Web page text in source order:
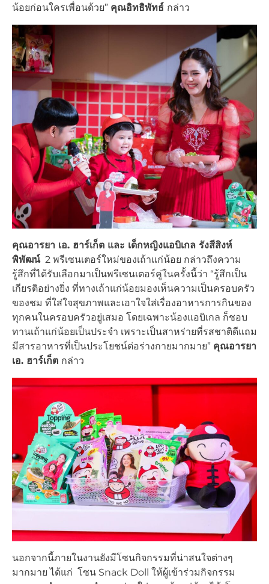
น้อยก่อนใครเพื่อนด้วย” คุณอิทธิพัทธ์ กล่าว
คุณอารยา เอ. ฮาร์เก็ต และ เด็กหญิงแอบิเกล รังสีสิงห์
พิพัฒน์2 พรีเซนเตอร์ใหม่ของเถ้าแก่น้อย กล่าวถึงความ
รู้สึกที่ได้รับเลือกมาเป็นพรีเซนเตอร์คู่ในครั้งนี้ว่า “รู้สึกเป็น
เกียรติอย่างยิ่ง ที่ทางเถ้าแก่น้อยมองเห็นความเป็นครอบครัว
ของชม ที่ใส่ใจสุขภาพและเอาใจใส่เรื่องอาหารการกินของ
ทุกคนในครอบครัวอยู่เสมอ โดยเฉพาะน้องแอบิเกล ก็ชอบ
ทานเถ้าแก่น้อยเป็นประจำ เพราะเป็นสาหร่ายที่รสชาติดีแถม
มีสารอาหารที่เป็นประโยชน์ต่อร่างกายมากมาย” คุณอารยา
เอ. ฮาร์เก็ต กล่าว
นอกจากนี้ภายในงานยังมีโซนกิจกรรมที่น่าสนใจต่างๆ
มากมาย ได้แก่ โซน Snack Doll ให้ผู้เข้าร่วมกิจกรรม